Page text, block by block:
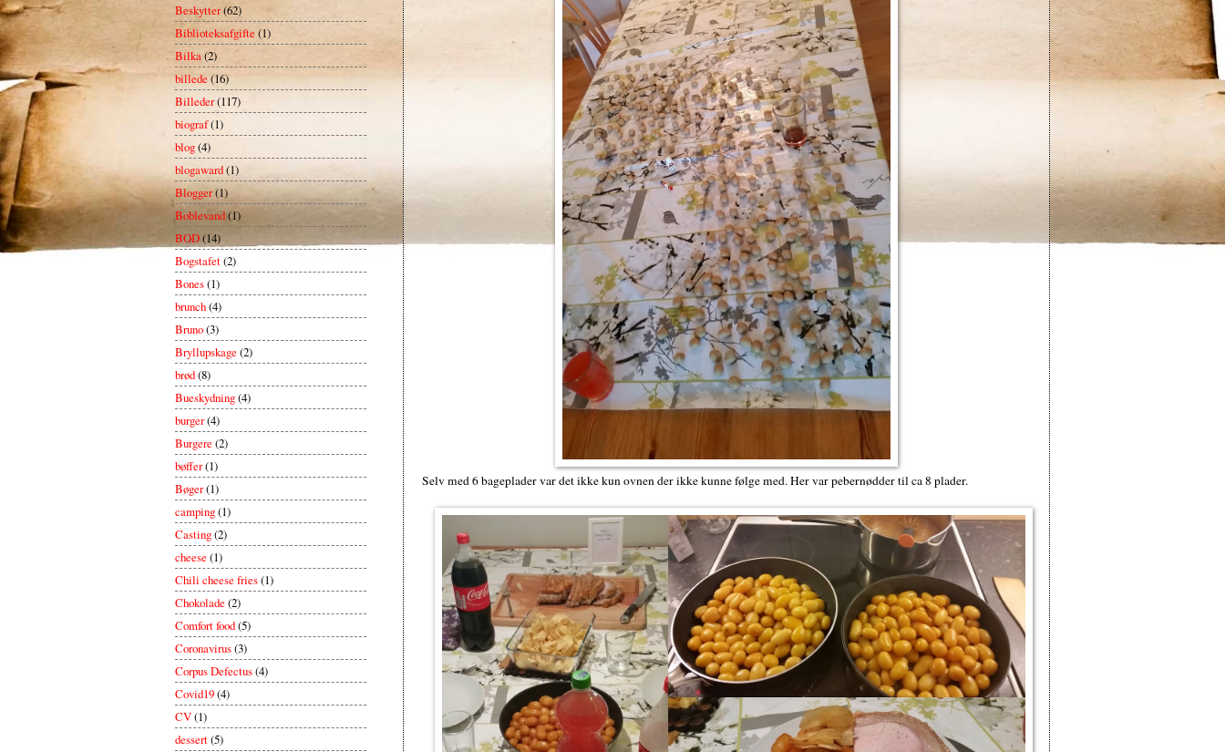
Selv med 6 bageplader var det ikke kun ovnen der ikke kunne følge med. Her var pebernødder til ca 8 plader.
Beskytter(62)
Biblioteksafgifte (1)
Bilka(2)
billede (16)
Billeder(117)
biograf(1)
blog(4)
blogaward(1)
Blogger(1)
Boblevand(1)
BOD(14)
Bogstafet(2)
Bones(1)
brunch(4)
Bruno(3)
Bryllupskage(2)
brød(8)
Bueskydning(4)
burger(4)
Burgere(2)
bøffer(1)
Bøger(1)
camping(1)
Casting(2)
cheese(1)
Chili cheese fries(1)
Chokolade(2)
Comfort food(5)
Coronavirus(3)
Corpus Defectus(4)
Covid19(4)
CV(1)
dessert(5)